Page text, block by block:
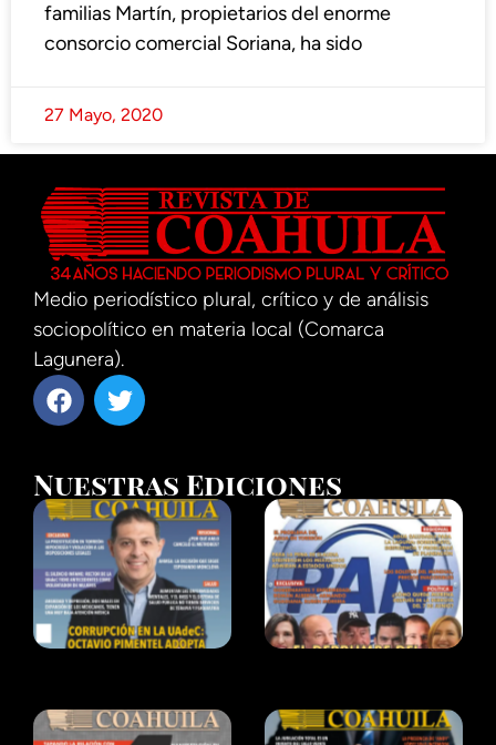
familias Martín, propietarios del enorme
consorcio comercial Soriana, ha sido
27 Mayo, 2020
Medio periodístico plural, crítico y de análisis
sociopolítico en materia local (Comarca
Lagunera).
Nuestras Ediciones